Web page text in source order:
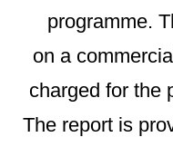
programme.
on a
charged for the
The report is